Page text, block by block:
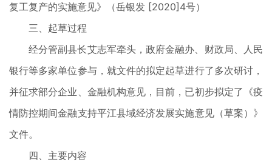
复工复产的实施意见》（岳银发 [2020]4号）
三、起草过程
经分管副县长艾志军牵头，政府金融办、财政局、人民
银行等多家单位参与，就文件的拟定起草进行了多次研讨，
并征求部分企业、金融机构意见，目前，已初步拟定了《疫
情防控期间金融支持平江县域经济发展实施意见（草案）》
文件。
四、主要内容